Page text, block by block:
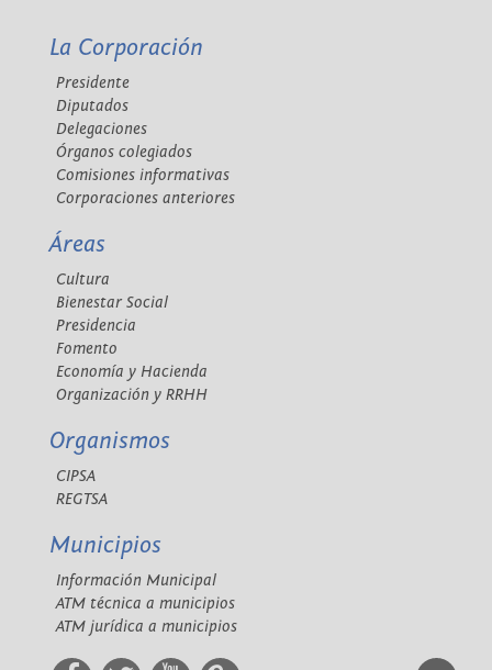
La Corporación
Presidente
Diputados
Delegaciones
Órganos colegiados
Comisiones informativas
Corporaciones anteriores
Áreas
Cultura
Bienestar Social
Presidencia
Fomento
Economía y Hacienda
Organización y RRHH
Organismos
CIPSA
REGTSA
Municipios
Información Municipal
ATM técnica a municipios
ATM jurídica a municipios